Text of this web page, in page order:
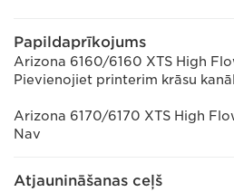
Papildaprīkojums
Arizona 6160/6160 XTS High
Pievienojiet printerim krāsu
Arizona 6170/6170 XTS High
Nav
Atjaunināšanas ceļš